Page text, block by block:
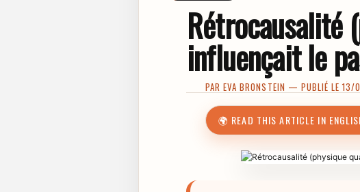
Rétrocausalité
influençait le
PAREVA BRONSTEIN — PUBLIÉ LE
🌍 READ THIS ARTICLE IN